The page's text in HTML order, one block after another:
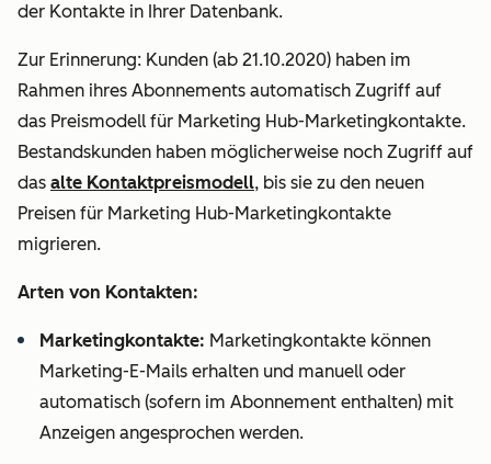
der Kontakte in Ihrer Datenbank.
Zur Erinnerung: Kunden (ab 21.10.2020) haben im
Rahmen ihres Abonnements automatisch Zugriff auf
das Preismodell für Marketing Hub-Marketingkontakte.
Bestandskunden haben möglicherweise noch Zugriff auf
das alte Kontaktpreismodell, bis sie zu den neuen
Preisen für Marketing Hub-Marketingkontakte
migrieren.
Arten von Kontakten:
Marketingkontakte: Marketingkontakte können
Marketing-E-Mails erhalten und manuell oder
automatisch (sofern im Abonnement enthalten) mit
Anzeigen angesprochen werden.